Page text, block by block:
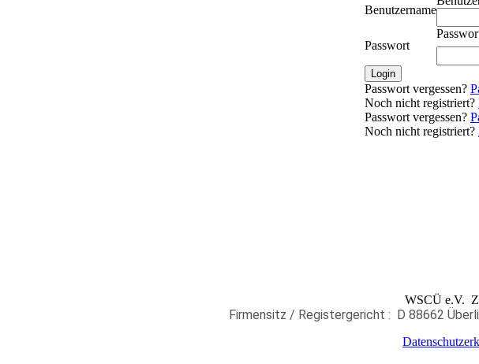
Benutzername
Passwort
Login
Passwort vergessen?
Noch nicht registriert?
Passwort vergessen?
Noch nicht registriert?
WSCÜ e.V.
Firmensitz / Registergericht : D 88662